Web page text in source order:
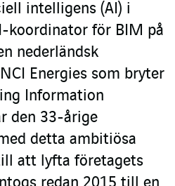
intelligens (AI) i
koordinator för BIM på
nederländsk
Energies som bryter
Information
den 33-årige
detta ambitiösa
att lyfta företagets